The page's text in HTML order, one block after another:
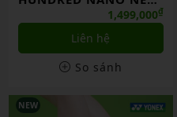
7000 CHÍNH HÃNG
1,499,000₫
Liên hệ
So sánh
NEW